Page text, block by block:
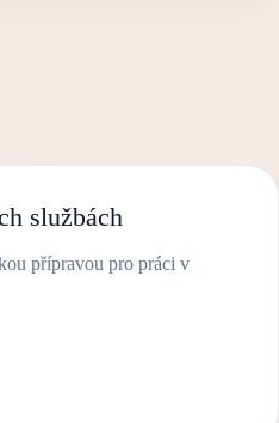
službách
přípravou pro práci v